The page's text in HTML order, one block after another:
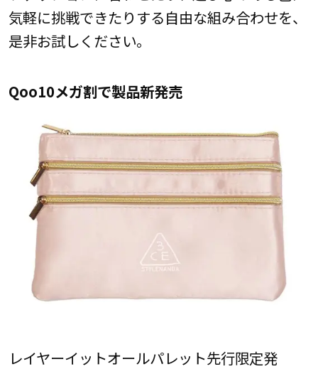
気軽に挑戦できたりする自由な組み合わせを、
是非お試しください。
Qoo10メガ割で製品新発売
レイヤーイットオールパレット先行限定発